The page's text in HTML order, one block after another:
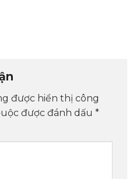
được hiển thị công
được đánh dấu *